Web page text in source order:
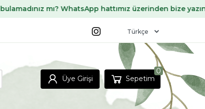
mı? WhatsApp hattımız üzerinden bize yazın, sizin
Üye Girişi Sepetim
0